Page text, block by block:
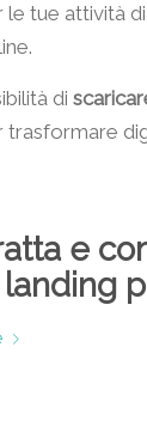
le tue attività di
di
e